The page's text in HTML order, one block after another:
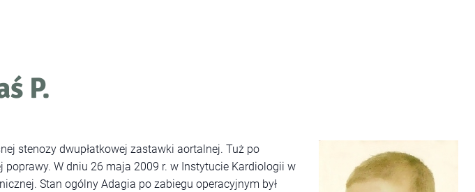
P.
stenozy dwupłatkowej zastawki aortalnej. Tuż po
W dniu 26 maja 2009 r. w Instytucie Kardiologii w
Stan ogólny Adagia po zabiegu operacyjnym był